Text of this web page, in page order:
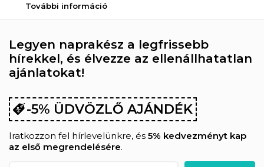
További információ
Legyen naprakész a legfrissebb
hírekkel, és élvezze az ellenállhatatlan
ajánlatokat!
-5% ÜDVÖZLŐ AJÁNDÉK
Iratkozzon fel hírlevelünkre, és 5% kedvezményt kap
az első megrendelésére.